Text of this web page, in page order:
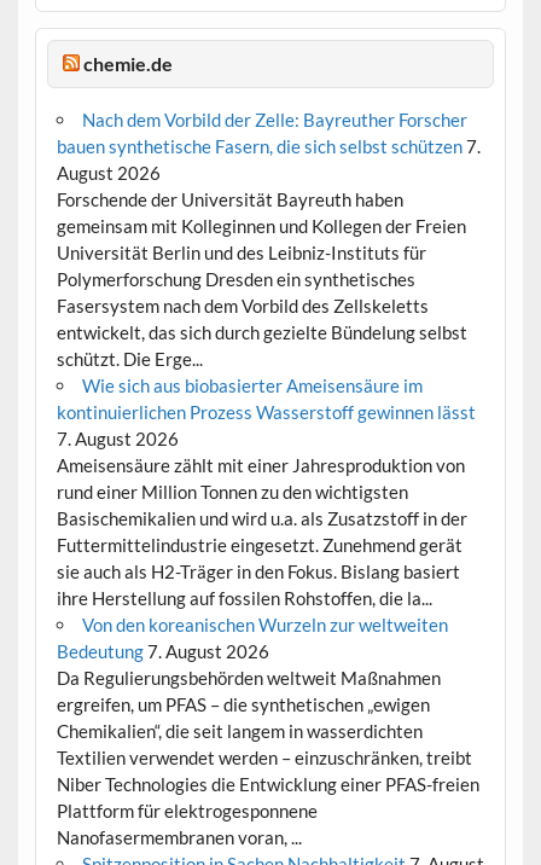
chemie.de
Nach dem Vorbild der Zelle: Bayreuther Forscher
bauen synthetische Fasern, die sich selbst schützen7.
August 2026
Forschende der Universität Bayreuth haben
gemeinsam mit Kolleginnen und Kollegen der Freien
Universität Berlin und des Leibniz-Instituts für
Polymerforschung Dresden ein synthetisches
Fasersystem nach dem Vorbild des Zellskeletts
entwickelt, das sich durch gezielte Bündelung selbst
schützt. Die Erge...
Wie sich aus biobasierter Ameisensäure im
kontinuierlichen Prozess Wasserstoff gewinnen lässt
7. August 2026
Ameisensäure zählt mit einer Jahresproduktion von
rund einer Million Tonnen zu den wichtigsten
Basischemikalien und wird u.a. als Zusatzstoff in der
Futtermittelindustrie eingesetzt. Zunehmend gerät
sie auch als H2-Träger in den Fokus. Bislang basiert
ihre Herstellung auf fossilen Rohstoffen, die la...
Von den koreanischen Wurzeln zur weltweiten
Bedeutung7. August 2026
Da Regulierungsbehörden weltweit Maßnahmen
ergreifen, um PFAS – die synthetischen „ewigen
Chemikalien“, die seit langem in wasserdichten
Textilien verwendet werden – einzuschränken, treibt
Niber Technologies die Entwicklung einer PFAS-freien
Plattform für elektrogesponnene
Nanofasermembranen voran, ...